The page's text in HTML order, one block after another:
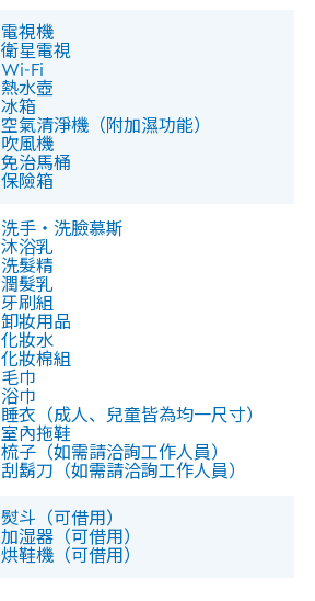
電視機
衛星電視
Wi‑Fi
熱水壺
冰箱
空氣清淨機（附加濕功能）
吹風機
免治馬桶
保險箱
洗手・洗臉慕斯
沐浴乳
洗髮精
潤髮乳
牙刷組
卸妝用品
化妝水
化妝棉組
毛巾
浴巾
睡衣（成人、兒童皆為均一尺寸）
室內拖鞋
梳子（如需請洽詢工作人員）
刮鬍刀（如需請洽詢工作人員）
熨斗（可借用）
加湿器（可借用）
烘鞋機（可借用）